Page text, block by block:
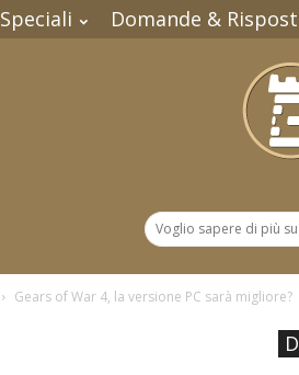
Speciali Domande &
Gears of War 4, la versione PC sarà migliore?